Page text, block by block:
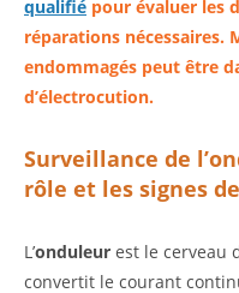
qualifié pour évaluer les
réparations nécessaires.
endommagés peut être
d’électrocution.
Surveillance de
rôle et les signes
L’onduleur est le cerveau
convertit le courant